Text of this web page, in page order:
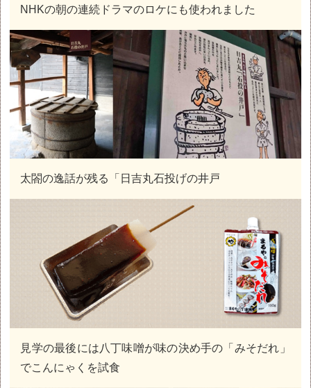
NHKの朝の連続ドラマのロケにも使われました
太閤の逸話が残る「日吉丸石投げの井戸
見学の最後には八丁味噌が味の決め手の「みそだれ」
でこんにゃくを試食